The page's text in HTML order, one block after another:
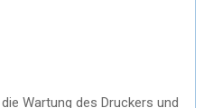
Wartung des Druckers und